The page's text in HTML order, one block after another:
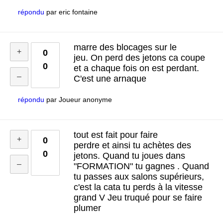
répondu par eric fontaine
0
0
marre des blocages sur le
jeu. On perd des jetons ca coupe
et a chaque fois on est perdant.
C'est une arnaque
répondu par Joueur anonyme
0
0
tout est fait pour faire
perdre et ainsi tu achètes des
jetons. Quand tu joues dans
"FORMATION" tu gagnes . Quand
tu passes aux salons supérieurs,
c'est la cata tu perds à la vitesse
grand V Jeu truqué pour se faire
plumer